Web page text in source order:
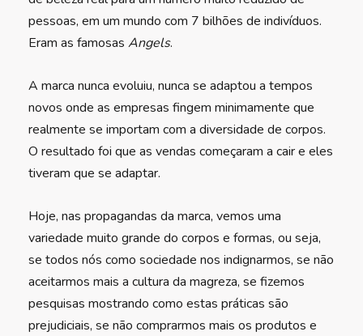
pessoas, em um mundo com 7 bilhões de indivíduos.
Eram as famosas Angels.
A marca nunca evoluiu, nunca se adaptou a tempos
novos onde as empresas fingem minimamente que
realmente se importam com a diversidade de corpos.
O resultado foi que as vendas começaram a cair e eles
tiveram que se adaptar.
Hoje, nas propagandas da marca, vemos uma
variedade muito grande do corpos e formas, ou seja,
se todos nós como sociedade nos indignarmos, se não
aceitarmos mais a cultura da magreza, se fizemos
pesquisas mostrando como estas práticas são
prejudiciais, se não comprarmos mais os produtos e